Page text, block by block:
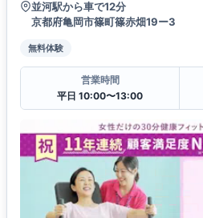
並河駅から車で12分
京都府亀岡市篠町篠赤畑19ー3
無料体験
営業時間
平日 10:00〜13:00